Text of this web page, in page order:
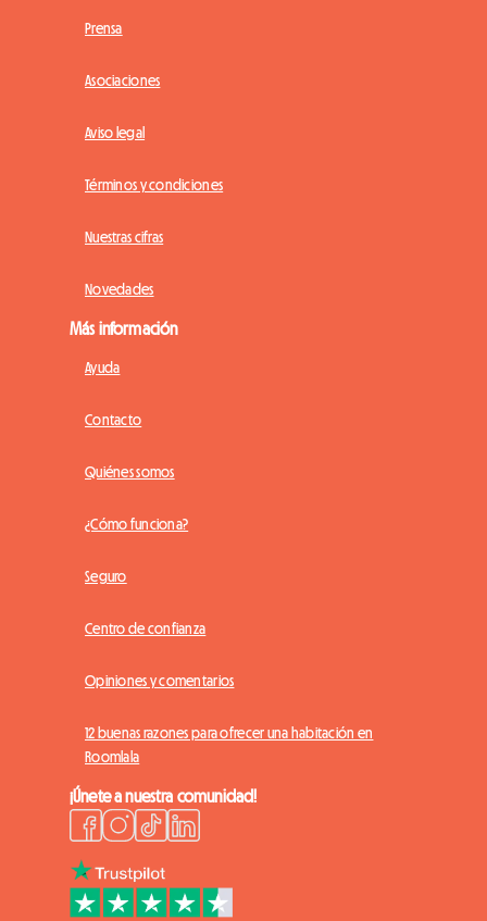
Prensa
Asociaciones
Aviso legal
Términos y condiciones
Nuestras cifras
Novedades
Más información
Ayuda
Contacto
Quiénes somos
¿Cómo funciona?
Seguro
Centro de confianza
Opiniones y comentarios
12 buenas razones para ofrecer una habitación en
Roomlala
¡Únete a nuestra comunidad!